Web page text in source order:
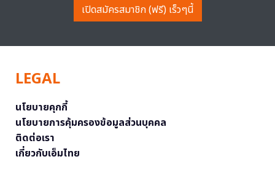
เปิดสมัครสมาชิก (ฟรี) เร็วๆนี้
LEGAL
นโยบายคุกกี้
นโยบายการคุ้มครองข้อมูลส่วนบุคคล
ติดต่อเรา
เกี่ยวกับเอ็มไทย